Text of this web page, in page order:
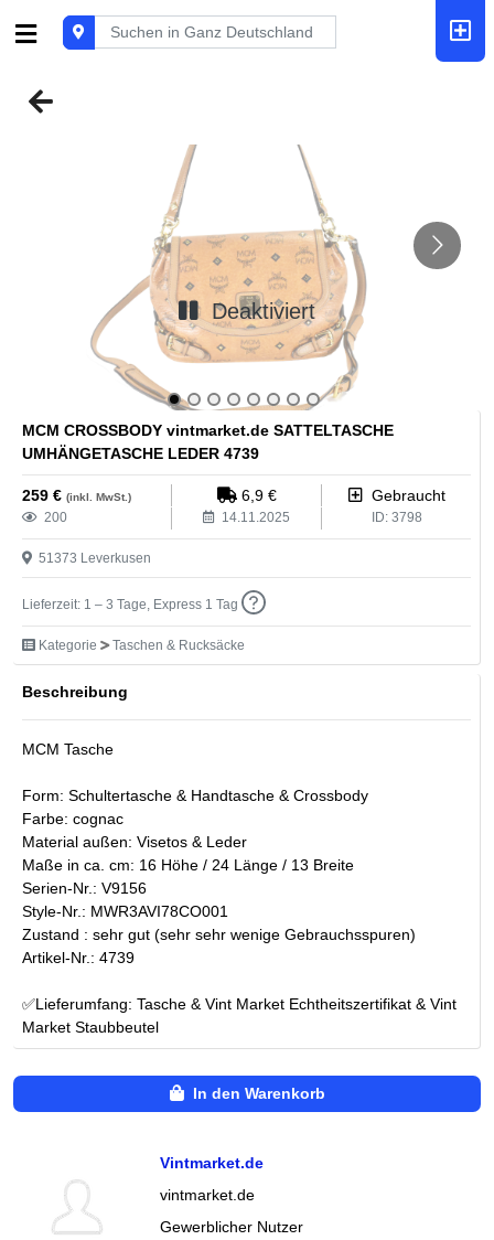
Deaktiviert
MCM CROSSBODY vintmarket.de SATTELTASCHE
UMHÄNGETASCHE LEDER 4739
259 € (inkl. MwSt.) 6,9€ Gebraucht
200 14.11.2025 ID: 3798
51373 Leverkusen
Lieferzeit: 1 – 3 Tage, Express 1 Tag
Kategorie Taschen & Rucksäcke
Beschreibung
MCM Tasche
Form: Schultertasche & Handtasche & Crossbody
Farbe: cognac
Material außen: Visetos & Leder
Maße in ca. cm: 16 Höhe / 24 Länge / 13 Breite
Serien-Nr.: V9156
Style-Nr.: MWR3AVI78CO001
Zustand : sehr gut (sehr sehr wenige Gebrauchsspuren)
Artikel-Nr.: 4739
✅Lieferumfang: Tasche & Vint Market Echtheitszertifikat & Vint
Market Staubbeutel
In den Warenkorb
Vintmarket.de
vintmarket.de
Gewerblicher Nutzer